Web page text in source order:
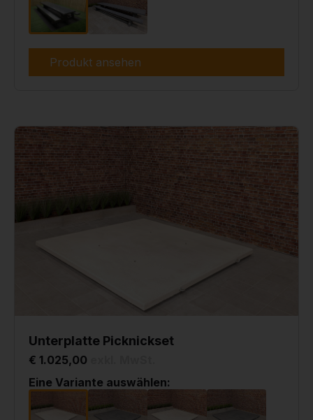
Produkt ansehen
Unterplatte Picknickset
€ 1.025,00
Eine Variante auswählen: